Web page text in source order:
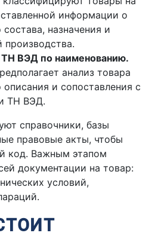
информации о
состава, назначения и
производства.
ВЭД по наименованию.
анализ товара
описания и сопоставления с
ТН ВЭД.
справочники, базы
правовые акты, чтобы
код. Важным этапом
документации на товар:
условий,